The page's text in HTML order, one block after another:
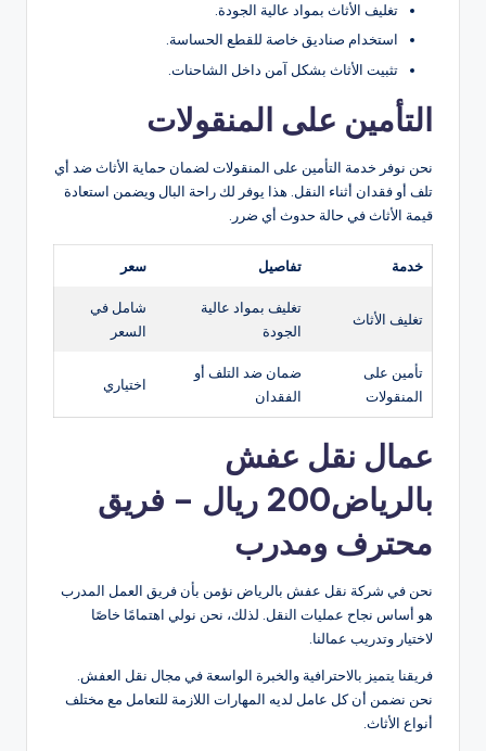
تغليف الأثاث بمواد عالية الجودة.
استخدام صناديق خاصة للقطع الحساسة.
تثبيت الأثاث بشكل آمن داخل الشاحنات.
التأمين على المنقولات
نحن نوفر خدمة التأمين على المنقولات لضمان حماية الأثاث ضد أي
تلف أو فقدان أثناء النقل. هذا يوفر لك راحة البال ويضمن استعادة
قيمة الأثاث في حالة حدوث أي ضرر.
خدمة تفاصيل سعر
تغليف الأثاث
تغليف بمواد عالية
الجودة
شامل في
السعر
تأمين على
المنقولات
ضمان ضد التلف أو
الفقدان
اختياري
عمال نقل عفش
بالرياض200 ريال – فريق
محترف ومدرب
نحن في شركة نقل عفش بالرياض نؤمن بأن فريق العمل المدرب
هو أساس نجاح عمليات النقل. لذلك، نحن نولي اهتمامًا خاصًا
لاختيار وتدريب عمالنا.
فريقنا يتميز بالاحترافية والخبرة الواسعة في مجال نقل العفش.
نحن نضمن أن كل عامل لديه المهارات اللازمة للتعامل مع مختلف
أنواع الأثاث.